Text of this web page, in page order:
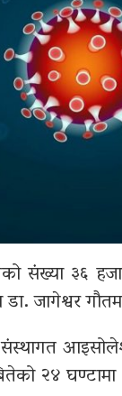
संख्या ३६
डा. जागेश्वर
२४